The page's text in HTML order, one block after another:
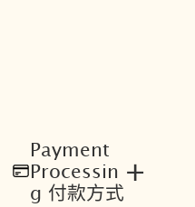
Payment
Processin
g 付款方式
+